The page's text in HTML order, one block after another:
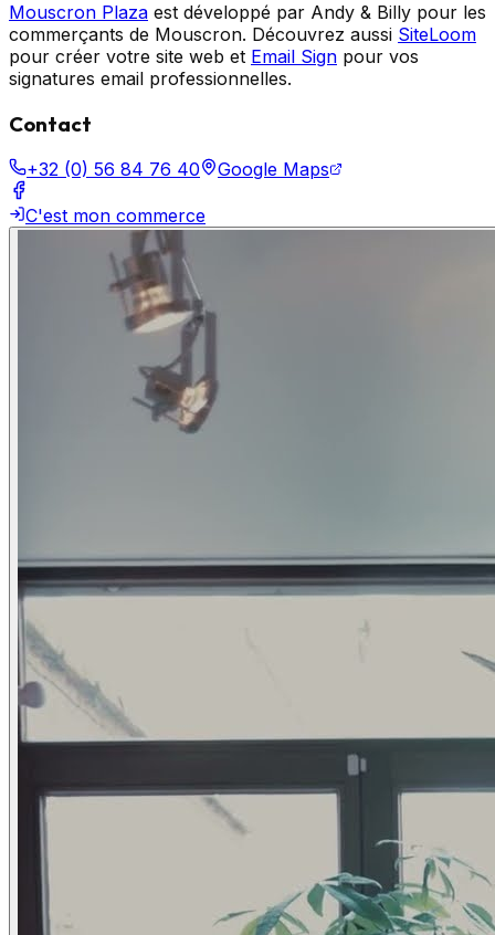
Mouscron Plaza est développé par Andy & Billy pour les
commerçants de Mouscron. Découvrez aussi SiteLoom
pour créer votre site web et Email Sign pour vos
signatures email professionnelles.
Contact
+32 (0) 56 84 76 40 Google Maps
C'est mon commerce